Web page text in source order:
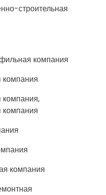
строительная
компания
компания
компания,
компания
компания